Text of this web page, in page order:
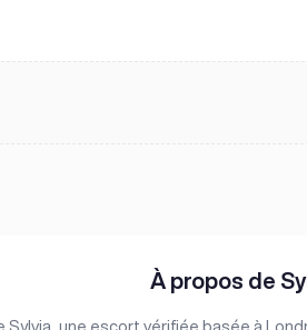
À propos de
Sylvia, une escort vérifiée basée à